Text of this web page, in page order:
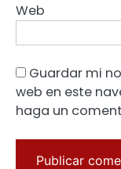
Web
Guardar mi
web en este
haga un